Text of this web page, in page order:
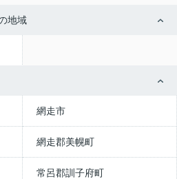
地域
網走市
網走郡美幌町
常呂郡訓子府町